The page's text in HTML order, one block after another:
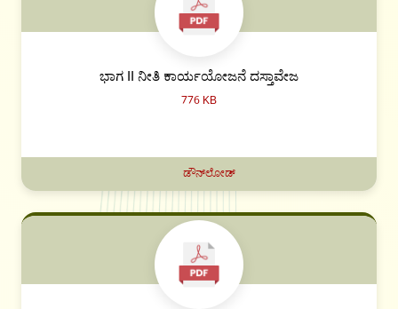
ಭಾಗ II ನೀತಿ ಕಾರ್ಯಯೋಜನೆ ದಸ್ತಾವೇಜ
776 KB
ಡೌನ್‌ಲೋಡ್